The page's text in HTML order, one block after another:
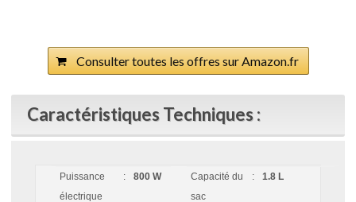
Consulter toutes les offres sur Amazon.fr
Caractéristiques Techniques :
Puissance
électrique
: 800 W
Capacité du
sac
: 1.8 L